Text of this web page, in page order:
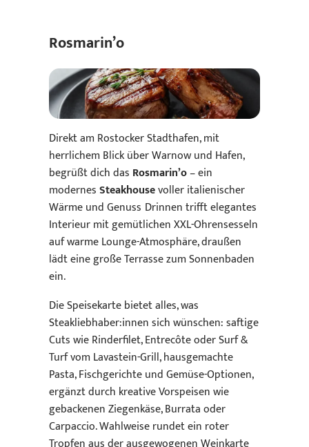
Rosmarin’o
Direkt am Rostocker Stadthafen, mit
herrlichem Blick über Warnow und Hafen,
begrüßt dich das Rosmarin’o– ein
modernesSteakhousevoller italienischer
Wärme und Genuss Drinnen trifft elegantes
Interieur mit gemütlichen XXL-Ohrensesseln
auf warme Lounge-Atmosphäre, draußen
lädt eine große Terrasse zum Sonnenbaden
ein.
Die Speisekarte bietet alles, was
Steakliebhaber:innen sich wünschen: saftige
Cuts wie Rinderfilet, Entrecôte oder Surf &
Turf vom Lavastein-Grill, hausgemachte
Pasta, Fischgerichte und Gemüse-Optionen,
ergänzt durch kreative Vorspeisen wie
gebackenen Ziegenkäse, Burrata oder
Carpaccio. Wahlweise rundet ein roter